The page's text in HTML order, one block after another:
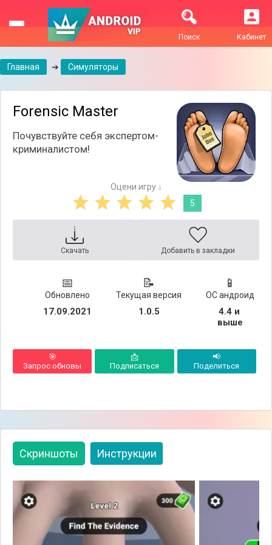
Кабинет
Поиск
Главная ➔ Симуляторы
Forensic Master
Почувствуйте себя экспертом-
криминалистом!
Оцени игру ↓
5
Скачать Добавить в закладки
📅
Обновлено
17.09.2021
📝
Текущая версия
1.0.5
📱
ОС андроид
4.4 и
выше
🎯
Запрос обновы
📩
Подписаться
📢
Поделиться
Скриншоты Инструкции